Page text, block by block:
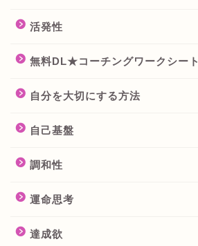
活発性
無料DL★コーチングワークシート
自分を大切にする方法
自己基盤
調和性
運命思考
達成欲